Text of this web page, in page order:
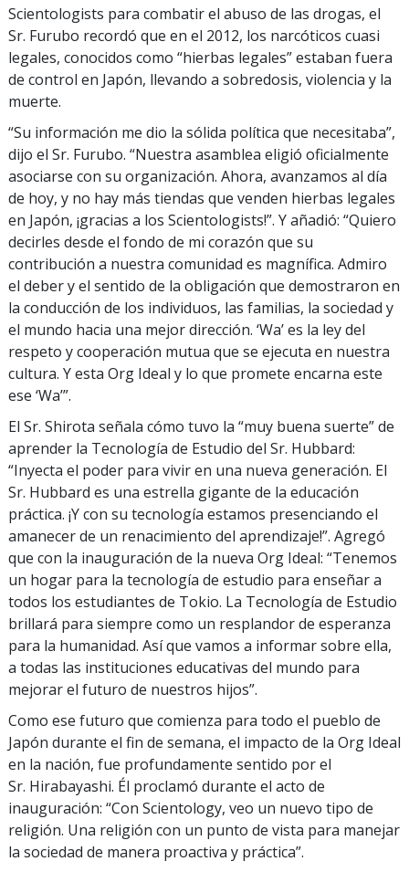
Scientologists para combatir el abuso de las drogas, el
Sr. Furubo recordó que en el 2012, los narcóticos cuasi
legales, conocidos como “hierbas legales” estaban fuera
de control en Japón, llevando a sobredosis, violencia y la
muerte.
“Su información me dio la sólida política que necesitaba”,
dijo el Sr. Furubo. “Nuestra asamblea eligió oficialmente
asociarse con su organización. Ahora, avanzamos al día
de hoy, y no hay más tiendas que venden hierbas legales
en Japón, ¡gracias a los Scientologists!”. Y añadió: “Quiero
decirles desde el fondo de mi corazón que su
contribución a nuestra comunidad es magnífica. Admiro
el deber y el sentido de la obligación que demostraron en
la conducción de los individuos, las familias, la sociedad y
el mundo hacia una mejor dirección. ‘Wa’ es la ley del
respeto y cooperación mutua que se ejecuta en nuestra
cultura. Y esta Org Ideal y lo que promete encarna este
ese ‘Wa’”.
El Sr. Shirota señala cómo tuvo la “muy buena suerte” de
aprender la Tecnología de Estudio del Sr. Hubbard:
“Inyecta el poder para vivir en una nueva generación. El
Sr. Hubbard es una estrella gigante de la educación
práctica. ¡Y con su tecnología estamos presenciando el
amanecer de un renacimiento del aprendizaje!”. Agregó
que con la inauguración de la nueva Org Ideal: “Tenemos
un hogar para la tecnología de estudio para enseñar a
todos los estudiantes de Tokio. La Tecnología de Estudio
brillará para siempre como un resplandor de esperanza
para la humanidad. Así que vamos a informar sobre ella,
a todas las instituciones educativas del mundo para
mejorar el futuro de nuestros hijos”.
Como ese futuro que comienza para todo el pueblo de
Japón durante el fin de semana, el impacto de la Org Ideal
en la nación, fue profundamente sentido por el
Sr. Hirabayashi. Él proclamó durante el acto de
inauguración: “Con Scientology, veo un nuevo tipo de
religión. Una religión con un punto de vista para manejar
la sociedad de manera proactiva y práctica”.